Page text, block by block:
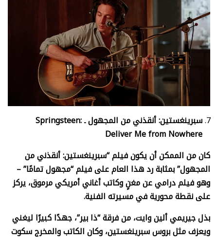
سبرينغستين: أنقذني من المجهول ـSpringsteen:
Deliver Me from Nowhere
كان من الممكن أن يكون فيلم “سبرينغستين: أنقذني من
المجهول” بمثابة رد هذا العام على فيلم “مجهول تمامًا” –
وهو فيلم درامي عن مغنٍ وكاتب أغاني أمريكي مرموق، يركز
على نقطة محورية في مسيرته الفنية.
بذل جيريمي ألين وايت، من فرقة “ذا بير”، جهدًا كبيرًا ليغني
ويعزف مثل بروس سبرينغستين، وكان الكاتب والمخرج سكوت